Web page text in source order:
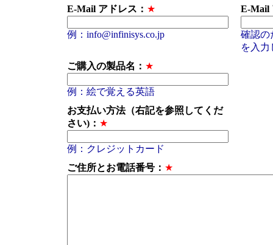
E-Mail アドレス： ★ E-Mail
例：info@infinisys.co.jp
確認の
を入力
ご購入の製品名： ★
例：絵で覚える英語
お支払い方法（右記を参照してくだ
さい)： ★
例：クレジットカード
ご住所とお電話番号： ★